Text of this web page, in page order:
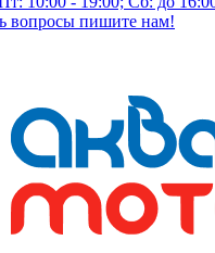
вопросы пишите нам!